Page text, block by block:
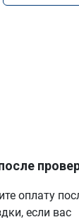
оплату
если вас